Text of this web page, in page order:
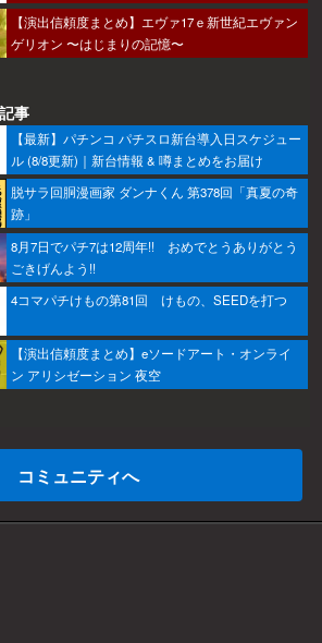
【演出信頼度まとめ】エヴァ17ｅ新世紀エヴァン
ゲリオン 〜はじまりの記憶〜
事
【最新】パチンコ パチスロ新台導入日スケジュー
ル (8/8更新)｜新台情報 & 噂まとめをお届け
脱サラ回胴漫画家 ダンナくん 第378回「真夏の奇
跡」
8月7日でパチ7は12周年!! おめでとうありがとう
ごきげんよう!!
4コマパチけもの第81回 けもの、SEEDを打つ
【演出信頼度まとめ】eソードアート・オンライ
ン アリシゼーション 夜空
コミュニティへ